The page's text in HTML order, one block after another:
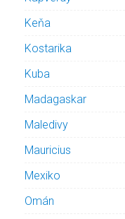
Keňa
Kostarika
Kuba
Madagaskar
Maledivy
Mauricius
Mexiko
Omán